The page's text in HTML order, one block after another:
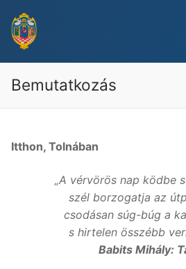
tartalomra
Bemutatkozás
Itthon, Tolnában
„A vérvörös nap ködbe
szél borzogatja az
csodásan súg-búg a
s hirtelen összébb
Babits Mihály: